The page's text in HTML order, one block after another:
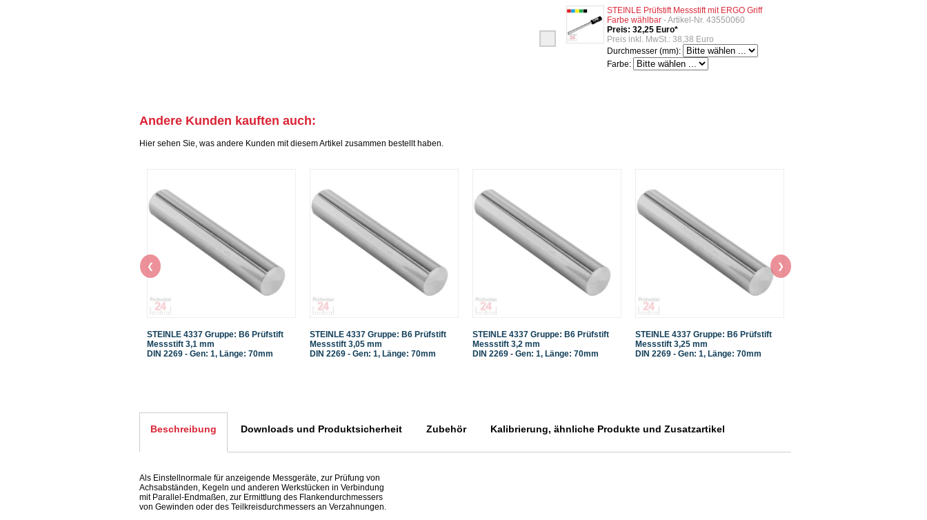
STEINLE Prüfstift Messstift mit ERGO Griff
Farbe wählbar - Artikel-Nr. 43550060
Preis: 32,25 Euro*
Preis inkl. MwSt.: 38,38 Euro
Durchmesser (mm):
Farbe:
Andere Kunden kauften auch:
Hier sehen Sie, was andere Kunden mit diesem Artikel zusammen bestellt haben.
STEINLE 4337 Gruppe: B6 Prüfstift
Messstift 3,1 mm
DIN 2269 - Gen: 1, Länge: 70mm
STEINLE 4337 Gruppe: B6 Prüfstift
Messstift 3,05 mm
DIN 2269 - Gen: 1, Länge: 70mm
STEINLE 4337 Gruppe: B6 Prüfstift
Messstift 3,2 mm
DIN 2269 - Gen: 1, Länge: 70mm
STEINLE 4337 Gruppe: B6 Prüfstift
Messstift 3,25 mm
DIN 2269 - Gen: 1, Länge: 70mm
❮ ❯
Beschreibung Downloads und Produktsicherheit Zubehör Kalibrierung, ähnliche Produkte und Zusatzartikel
Als Einstellnormale für anzeigende Messgeräte, zur Prüfung von
Achsabständen, Kegeln und anderen Werkstücken in Verbindung
mit Parallel-Endmaßen, zur Ermittlung des Flankendurchmessers
von Gewinden oder des Teilkreisdurchmessers an Verzahnungen.